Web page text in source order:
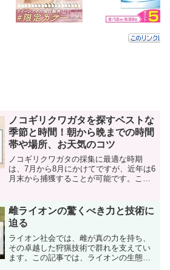
ノコギリクワガタを探すベストな
季節と時間！朝から晩までの時間
帯や場所、お天気のコツ
ノコギリクワガタの採集に最適な時期
は、7月から8月にかけてですが、近年は6
月末から捕獲することが可能です。この
ら東北、そして本州、更には関東、中
部、関西、そして九州や四...
雌ライオンの驚くべき力と技術に
迫る
ライオン社会では、雌が真の力を持ち、
その卓越した狩猟技術で群れを支えてい
ます。この記事では、ライオンの生態と